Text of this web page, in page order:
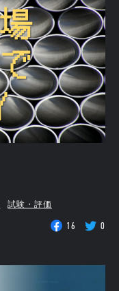
試験・評価
16 0